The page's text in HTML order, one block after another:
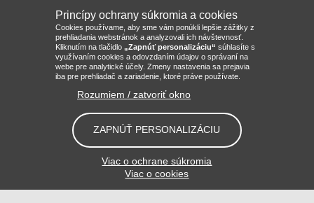
Princípy ochrany súkromia a cookies
Cookies používame, aby sme vám ponúkli lepšie zážitky z
prehliadania webstránok a analyzovali ich návštevnosť.
Kliknutím na tlačidlo „Zapnúť personalizáciu“ súhlasíte s
využívaním cookies a odovzdaním údajov o správaní na
webe pre analytické účely. Zmeny nastavenia sa prejavia
iba pre prehliadač a zariadenie, ktoré práve používate.
Rozumiem / zatvoriť okno
ZAPNÚŤ PERSONALIZÁCIU
Viac o ochrane súkromia
Viac o cookies